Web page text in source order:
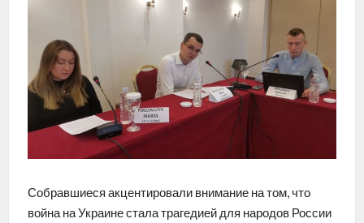
Собравшиеся акцентировали внимание на том, что
война на Украине стала трагедией для народов России